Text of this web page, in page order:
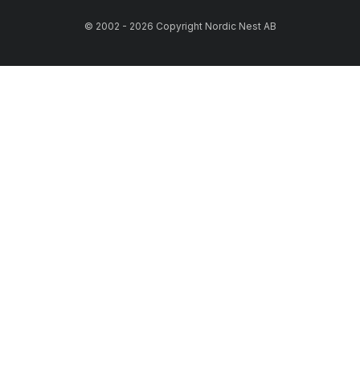
© 2002 - 2026 Copyright Nordic Nest AB